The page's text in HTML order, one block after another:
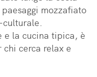
mozzafiato
culturale.
e la cucina tipica, è
cerca relax e